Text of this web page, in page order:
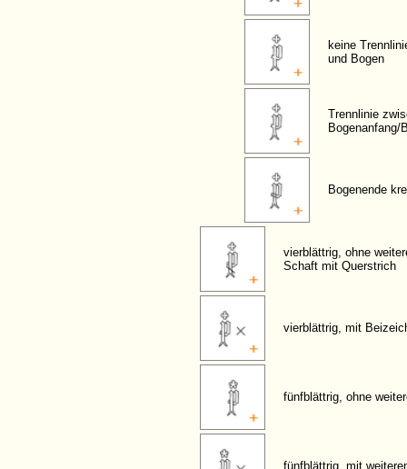
keine
und Bogen
Trennlinie
Bogenanfang/
Bogenende
vierblättrig, ohne
Schaft mit Querstrich
vierblättrig, mit
fünfblättrig, ohne
fünfblättrig, mit